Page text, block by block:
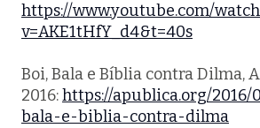
https://www.youtube.com/
v=AKE1tHfY_d4&t=40s
Boi, Bala e Bíblia contra Dilma,
2016:https://apublica.org/
bala-e-biblia-contra-dilma